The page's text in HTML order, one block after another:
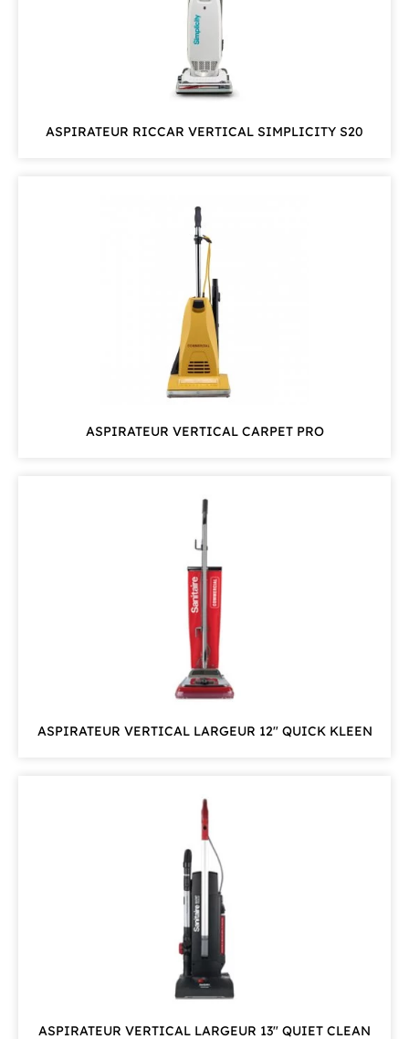
ASPIRATEUR RICCAR VERTICAL SIMPLICITY S20
ASPIRATEUR VERTICAL CARPET PRO
ASPIRATEUR VERTICAL LARGEUR 12″ QUICK KLEEN
ASPIRATEUR VERTICAL LARGEUR 13″ QUIET CLEAN